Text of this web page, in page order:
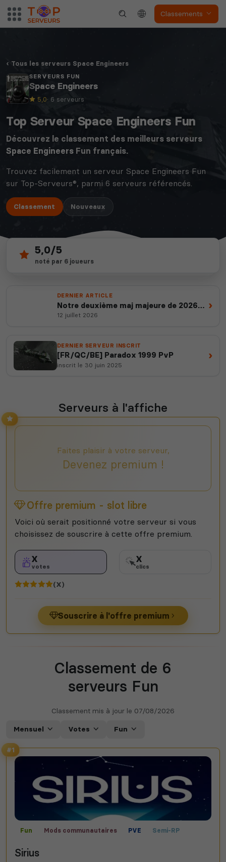
Classements
Tous les serveurs Space Engineers
SERVEURS FUN
Space Engineers
5,0· 6 serveurs
Top Serveur Space Engineers Fun
Découvrez le classement des meilleurs serveurs
Space Engineers Fun français.
Trouvez facilement un serveur Space Engineers Fun
sur Top-Serveurs®, parmi 6 serveurs référencés.
Classement Nouveaux
6
serveurs actifs
depuis 2012
5,0/5
noté par 6 joueurs
DERNIER ARTICLE
Notre deuxième maj majeure de 2026
est en ligne
12 juillet 2026
›
DERNIER SERVEUR INSCRIT
[FR/QC/BE] Paradox 1999 PvP
inscrit le 30 juin 2025
›
Serveurs à l'affiche
Faites plaisir à votre serveur,
Devenez premium !
Offre premium - slot libre
Voici où serait positionné votre serveur si vous
choisissez de souscrire à cette offre premium.
X
votes
X
clics
(X)
Souscrire à l'offre premium
Classement de 6
serveurs Fun
Classement mis à jour le 07/08/2026
Mensuel Votes Fun
#1
Fun Mods communautaires PVE
Semi-RP
Sirius